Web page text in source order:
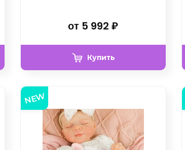
от 5 992 ₽
Купить
NEW